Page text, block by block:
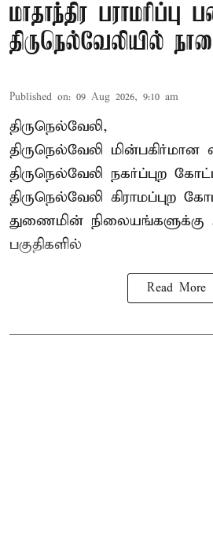
மாதாந்திர பராமரிப்பு
திருநெல்வேலியில்
Published on: 09 Aug 2026, 9:10 am
திருநெல்வேலி,
திருநெல்வேலி மின்பகிர்மான
திருநெல்வேலி நகர்ப்புற
திருநெல்வேலி கிராமப்புற
துணைமின்
பகுதிகளில்
Read More